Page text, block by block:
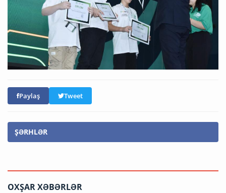
Paylaş Tweet
ŞƏRHLƏR
OXŞAR XƏBƏRLƏR